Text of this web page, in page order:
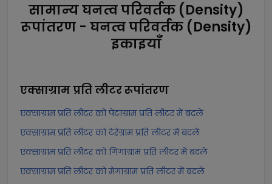
सामान्य घनत्व परिवर्तक (Density)
रूपांतरण - घनत्व परिवर्तक (Density)
इकाइयाँ
एक्साग्राम प्रति लीटररूपांतरण
एक्साग्राम प्रति लीटर को पेटाग्राम प्रति लीटर में बदलें
एक्साग्राम प्रति लीटर को टेरेग्राम प्रति लीटर में बदलें
एक्साग्राम प्रति लीटर को गिगाग्राम प्रति लीटर में बदलें
एक्साग्राम प्रति लीटर को मेगाग्राम प्रति लीटर में बदलें